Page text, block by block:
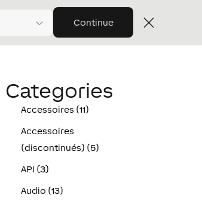
Continue
Categories
Accessoires (11)
Accessoires
(discontinués) (5)
API (3)
Audio (13)